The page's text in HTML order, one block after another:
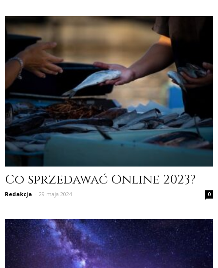
Co sprzedawać Online 2023?
Redakcja - 29 maja 2024 0